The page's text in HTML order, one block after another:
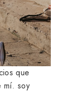
que
mí. soy